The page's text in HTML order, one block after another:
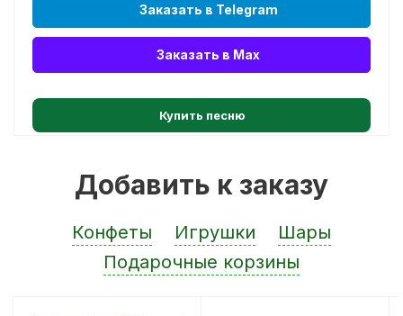
Заказать в Telegram
Заказать в Max
Купить песню
Добавить к заказу
Конфеты Игрушки
Шары
Подарочные корзины